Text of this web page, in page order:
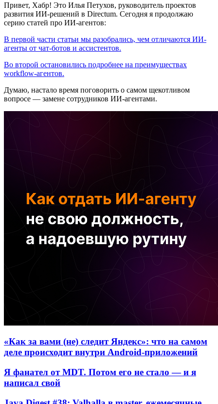
Привет, Хабр! Это Илья Петухов, руководитель проектов
развития ИИ-решений в Directum. Сегодня я продолжаю
серию статей про ИИ-агентов:
В первой части статьи мы разобрались, чем отличаются ИИ-
агенты от чат-ботов и ассистентов.
Во второй остановились подробнее на преимуществах
workflow-агентов.
Думаю, настало время поговорить о самом щекотливом
вопросе — замене сотрудников ИИ-агентами.
«Как за вами (не) следит Яндекс»: что на самом
деле происходит внутри Android-приложений
Я фанател от MDT. Потом его не стало — и я
написал свой